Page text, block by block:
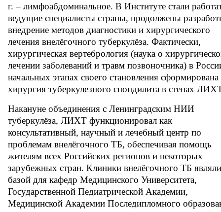
г. – лимфоабдоминальное. В Институте стали
ведущие специалисты страны, продолжены
внедрение методов диагностики и хирургического
лечения внелёгочного туберкулёза. Фактически,
хирургическая вертебрология (наука о
лечении заболеваний и травм позвоночника) в
начальных этапах своего становления сформирована
хирургия туберкулезного спондилита в стенах
Накануне объединения с Ленинградским НИИ
туберкулёза, ЛИХТ функционировал как
консультативный, научный и лечебный центр по
проблемам внелёгочного ТБ, обеспечивая помощь
жителям всех Российских регионов и некоторых
зарубежных стран. Клиники внелёгочного ТБ
базой для кафедр Медицинского Университета,
Государственной Педиатрической Академии,
Медицинской Академии Последипломного